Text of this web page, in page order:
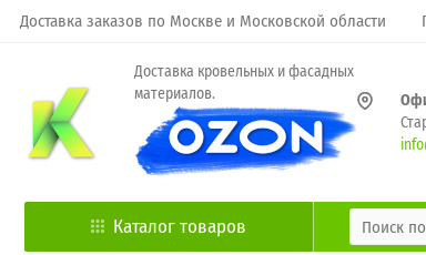
Доставка заказов по Москве и Московской области
Доставка кровельных и фасадных
материалов.
Каталог товаров